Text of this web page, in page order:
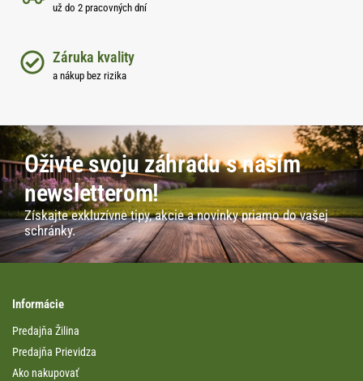
už do 2 pracovných dní
Záruka kvality
a nákup bez rizika
Oživte svoju záhradu s naším
newsletterom!
Získajte exkluzívne tipy, akcie a novinky priamo do vašej
schránky.
Informácie
Predajňa Žilina
Predajňa Prievidza
Ako nakupovať